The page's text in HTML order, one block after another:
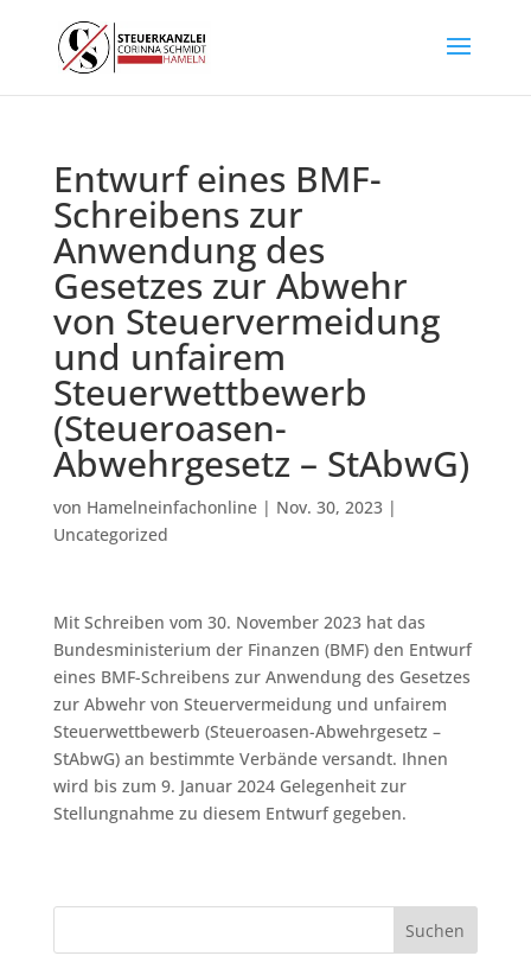
Entwurf eines BMF-
Schreibens zur
Anwendung des
Gesetzes zur Abwehr
von Steuervermeidung
und unfairem
Steuerwettbewerb
(Steueroasen-
Abwehrgesetz – StAbwG)
von Hamelneinfachonline| Nov. 30, 2023|
Uncategorized
Mit Schreiben vom 30. November 2023 hat das
Bundesministerium der Finanzen (BMF) den Entwurf
eines BMF-Schreibens zur Anwendung des Gesetzes
zur Abwehr von Steuervermeidung und unfairem
Steuerwettbewerb (Steueroasen-Abwehrgesetz –
StAbwG) an bestimmte Verbände versandt. Ihnen
wird bis zum 9. Januar 2024 Gelegenheit zur
Stellungnahme zu diesem Entwurf gegeben.